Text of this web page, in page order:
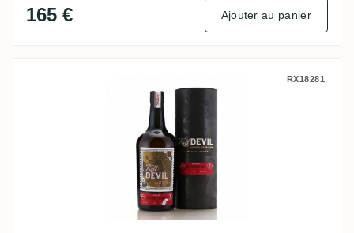
165 € Ajouter au panier
RX18281